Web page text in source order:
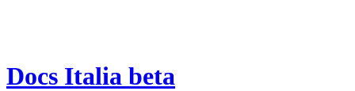
Docs Italia beta